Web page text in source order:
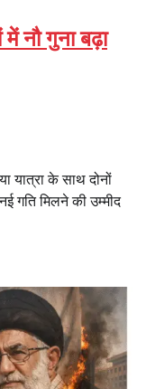
में नौ गुना बढ़ा
यात्रा के साथ दोनों
गति मिलने की उम्मीद